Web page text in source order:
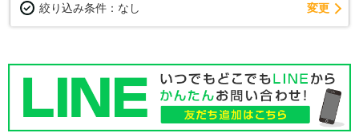
絞り込み条件： なし 変更